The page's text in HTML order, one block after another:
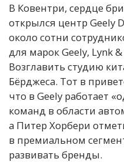
В Ковентри, сердце
открылся центр Geely
около сотни
для марок Geely, Lynk
Возглавить студию
Бёрджеса. Тот в
что в Geely работает
команд в области
а Питер Хорбери
в премиальном
развивать бренды.